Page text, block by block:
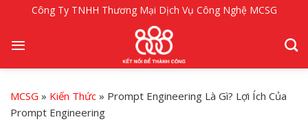
nội
Công Ty TNHH Thương Mại Dịch Vụ Công Nghệ MCSG
MCSG » Kiến Thức » Prompt Engineering Là Gì? Lợi Ích Của
Prompt Engineering